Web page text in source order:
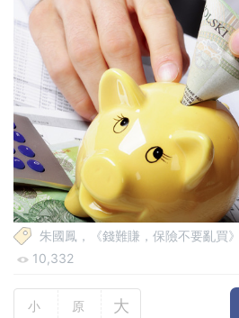
朱國鳳，《錢難賺，保險不要亂買
10,332
小 原 大